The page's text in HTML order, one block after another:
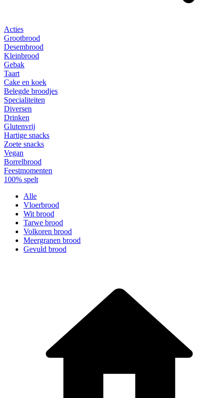
Acties
Grootbrood
Desembrood
Kleinbrood
Gebak
Taart
Cake en koek
Belegde broodjes
Specialiteiten
Diversen
Drinken
Glutenvrij
Hartige snacks
Zoete snacks
Vegan
Borrelbrood
Feestmomenten
100% spelt
Alle
Vloerbrood
Wit brood
Tarwe brood
Volkoren brood
Meergranen brood
Gevuld brood